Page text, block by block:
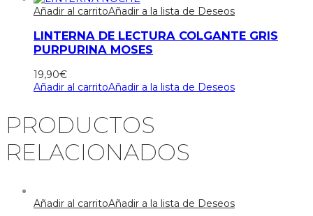
Añadir al carritoAñadir a la lista de Deseos
LINTERNA DE LECTURA COLGANTE GRIS
PURPURINA MOSES
19,90€
Añadir al carritoAñadir a la lista de Deseos
PRODUCTOS
RELACIONADOS
Añadir al carritoAñadir a la lista de Deseos